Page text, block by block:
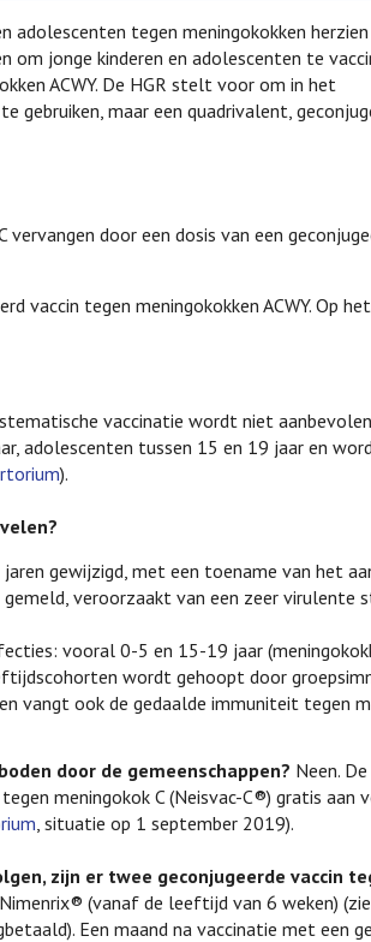
adolescenten tegen meningokokken
om jonge kinderen en adolescenten te
ACWY. De HGR stelt voor om in het
gebruiken, maar een quadrivalent,
door een dosis van een
vaccin tegen meningokokken ACWY. Op
vaccinatie wordt niet
adolescenten tussen 15 en 19 jaar en
).
gewijzigd, met een toename van het
veroorzaakt van een zeer virulente
vooral 0-5 en 15-19 jaar
wordt gehoopt door
vangt ook de gedaalde immuniteit tegen
door de gemeenschappen? Neen.
meningokok C (Neisvac-C®) gratis aan
, situatie op 1 september 2019).
zijn er twee geconjugeerde vaccin
(vanaf de leeftijd van 6 weken) (zie
Een maand na vaccinatie met een